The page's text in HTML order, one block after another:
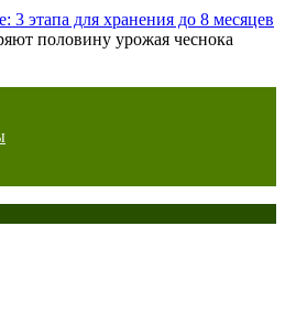
3 этапа для хранения до 8 месяцев
половину урожая чеснока